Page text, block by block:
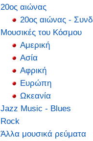
20ος αιώνας
20ος αιώνας -
Μουσικές του Κόσμου
Αμερική
Ασία
Αφρική
Ευρώπη
Ωκεανία
Jazz Music - Blues
Rock
Άλλα μουσικά ρεύματα